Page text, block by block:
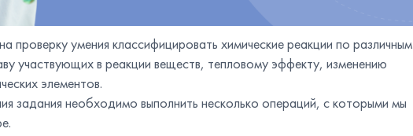
проверку умения классифицировать химические реакции по различным
участвующих в реакции веществ, тепловому эффекту, изменению
элементов.
задания необходимо выполнить несколько операций, с которыми мы